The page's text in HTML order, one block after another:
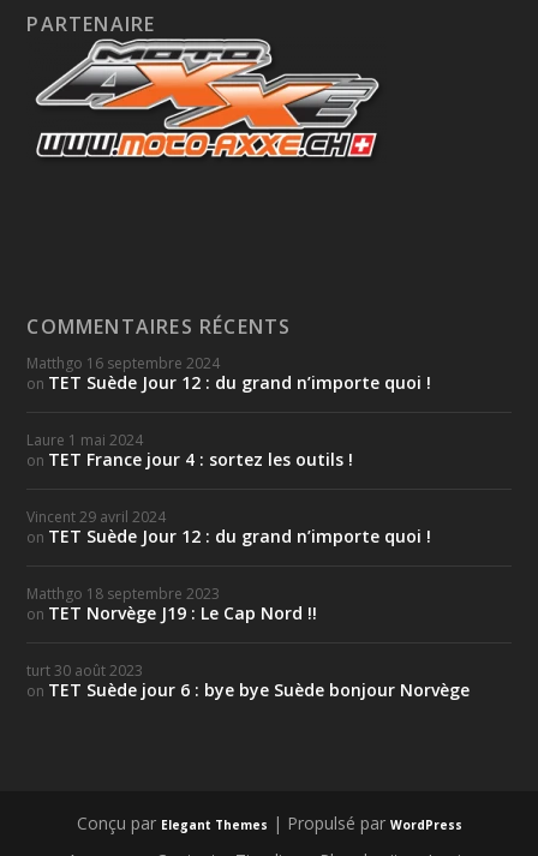
PARTENAIRE
COMMENTAIRES RÉCENTS
Matthgo 16 septembre 2024
on TET Suède Jour 12 : du grand n’importe quoi !
Laure 1 mai 2024
on TET France jour 4 : sortez les outils !
Vincent 29 avril 2024
on TET Suède Jour 12 : du grand n’importe quoi !
Matthgo 18 septembre 2023
on TET Norvège J19 : Le Cap Nord !!
turt 30 août 2023
on TET Suède jour 6 : bye bye Suède bonjour Norvège
Conçu par Elegant Themes | Propulsé par WordPress